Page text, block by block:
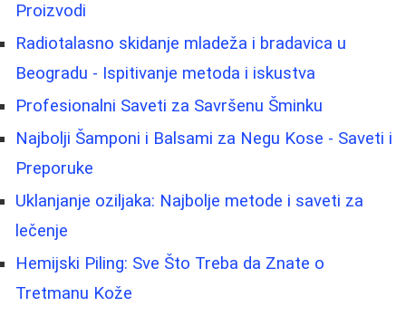
Proizvodi
Radiotalasno skidanje mladeža i bradavica u
Beogradu - Ispitivanje metoda i iskustva
Profesionalni Saveti za Savršenu Šminku
Najbolji Šamponi i Balsami za Negu Kose - Saveti i
Preporuke
Uklanjanje oziljaka: Najbolje metode i saveti za
lečenje
Hemijski Piling: Sve Što Treba da Znate o
Tretmanu Kože